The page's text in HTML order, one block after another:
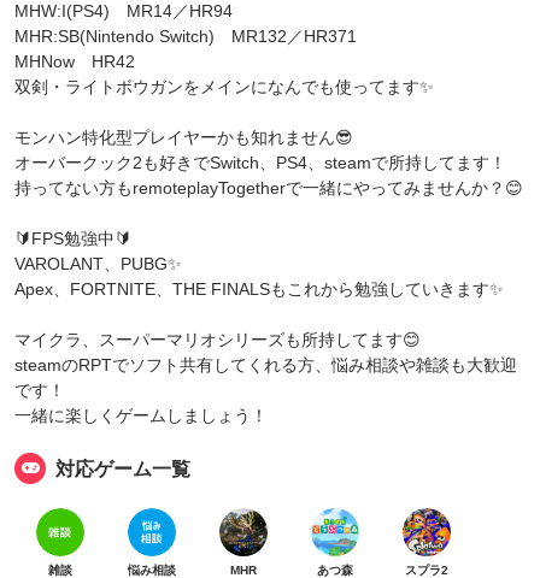
MHW:I(PS4) MR14／HR94
MHR:SB(Nintendo Switch) MR132／HR371
MHNow HR42
双剣・ライトボウガンをメインになんでも使ってます✨
モンハン特化型プレイヤーかも知れません😎
オーバークック2も好きでSwitch、PS4、steamで所持してます！
持ってない方もremoteplayTogetherで一緒にやってみませんか？😊
🔰FPS勉強中🔰
VAROLANT、PUBG✨
Apex、FORTNITE、THE FINALSもこれから勉強していきます✨
マイクラ、スーパーマリオシリーズも所持してます😊
steamのRPTでソフト共有してくれる方、悩み相談や雑談も大歓迎
です！
一緒に楽しくゲームしましょう！
対応ゲーム一覧
雑談 悩み相談 MHR あつ森 スプラ2